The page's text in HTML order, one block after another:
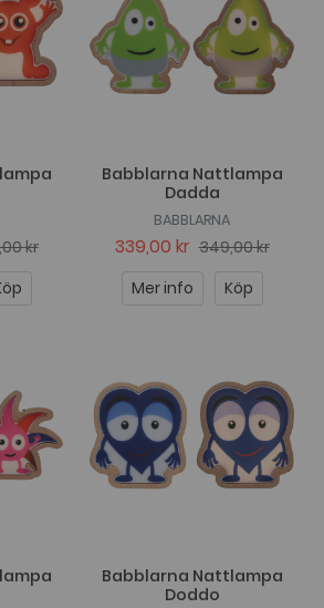
kr
Babblarna Nattlampa
Dadda
BABBLARNA
339,00 kr 349,00 kr
Mer info
Köp
Babblarna Nattlampa
Doddo